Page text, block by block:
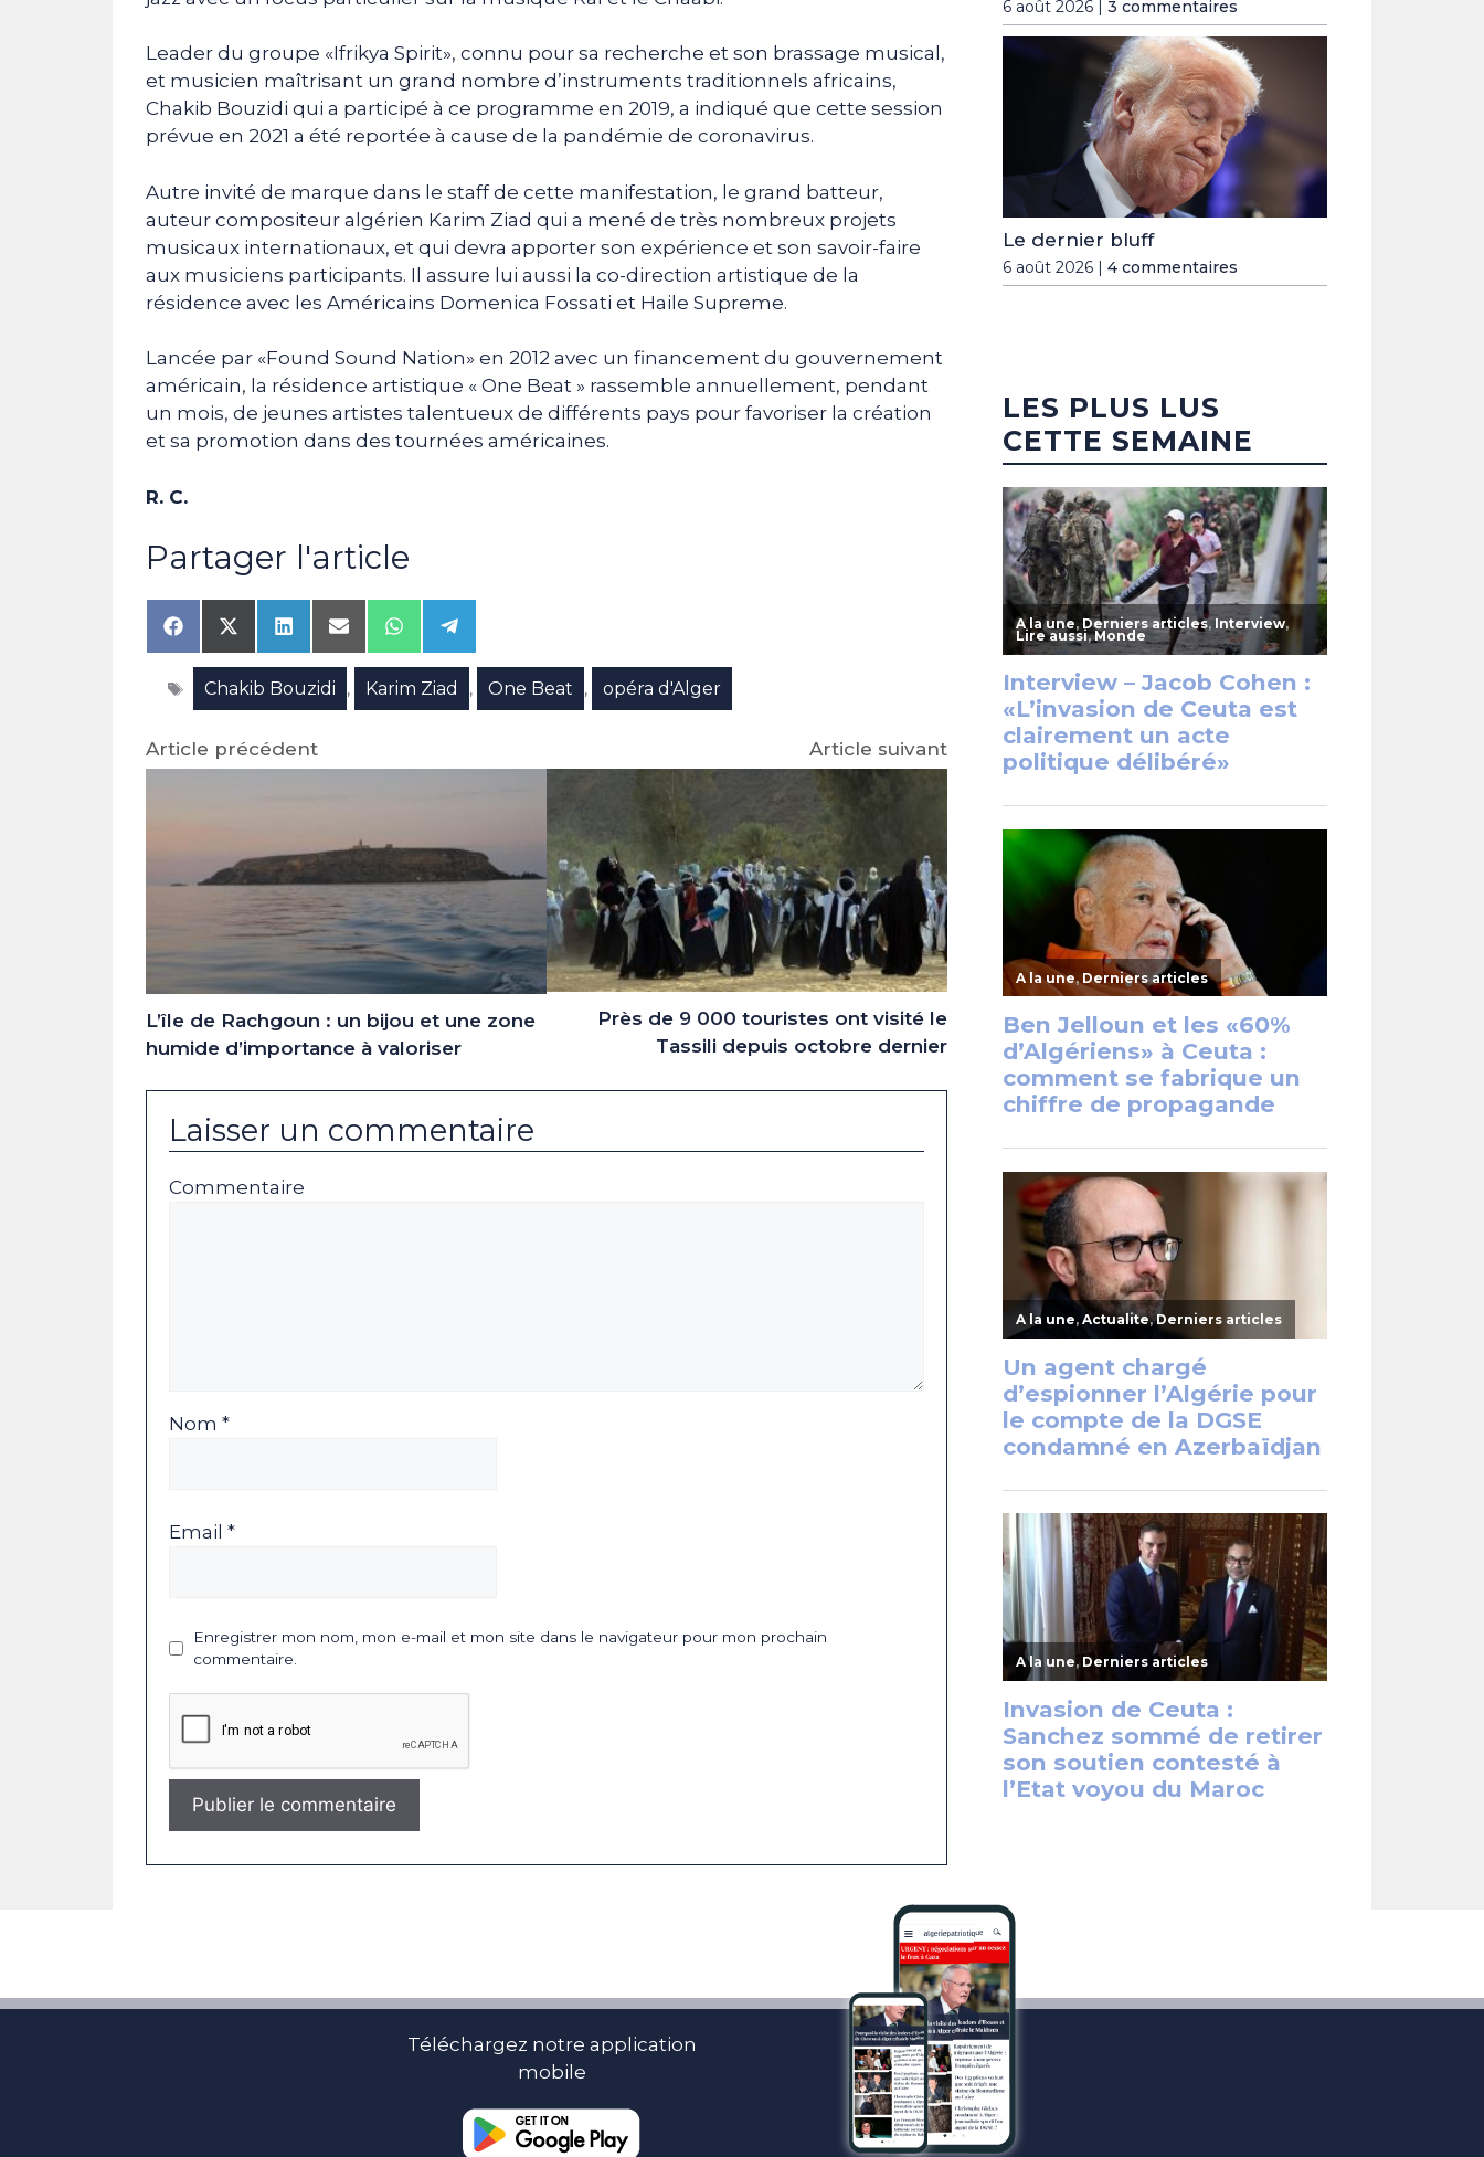
Leader du groupe «Ifrikya Spirit», connu pour sa recherche et son brassage musical,
et musicien maîtrisant un grand nombre d’instruments traditionnels africains,
Chakib Bouzidi qui a participé à ce programme en 2019, a indiqué que cette session
prévue en 2021 a été reportée à cause de la pandémie de coronavirus.
Autre invité de marque dans le staff de cette manifestation, le grand batteur,
auteur compositeur algérien Karim Ziad qui a mené de très nombreux projets
musicaux internationaux, et qui devra apporter son expérience et son savoir-faire
aux musiciens participants. Il assure lui aussi la co-direction artistique de la
résidence avec les Américains Domenica Fossati et Haile Supreme.
Lancée par «Found Sound Nation» en 2012 avec un financement du gouvernement
américain, la résidence artistique « One Beat » rassemble annuellement, pendant
un mois, de jeunes artistes talentueux de différents pays pour favoriser la création
et sa promotion dans des tournées américaines.
R. C.
Partager l'article
Share
on
Facebook
Share
on
X
(Twitter)
Share
on
LinkedIn
Share
on
Email
Share
on
WhatsApp
Share
on
Telegram
Étiquettes
Chakib Bouzidi , Karim Ziad , One Beat , opéra d'Alger
Article précédent
L’île de Rachgoun : un bijou et une zone
humide d’importance à valoriser
Article suivant
Près de 9 000 touristes ont visité le
Tassili depuis octobre dernier
Laisser un commentaire
Commentaire
Nom *
Email *
Enregistrer mon nom, mon e-mail et mon site dans le navigateur pour mon prochain
commentaire.
6 août 2026 | 3 commentaires
Le dernier bluff
6 août 2026 | 4 commentaires
LES PLUS LUS
CETTE SEMAINE
Téléchargez notre application
mobile